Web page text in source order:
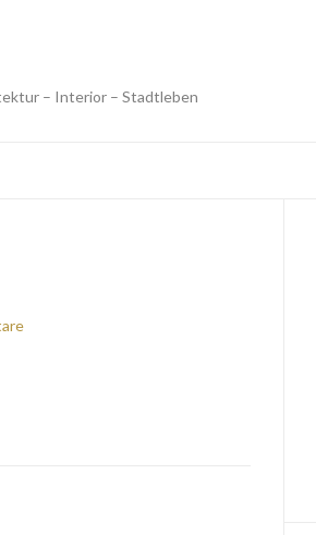
– Interior – Stadtleben